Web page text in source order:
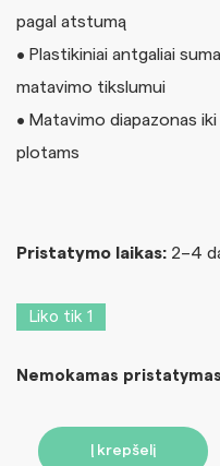
pagal atstumą
• Plastikiniai antgaliai
matavimo tikslumui
• Matavimo diapazonas
plotams
Pristatymo laikas: 2–4
Liko tik 1
Nemokamas pristatymas
Į krepšelį